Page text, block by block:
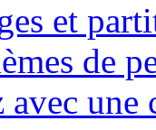
et
de
avec une